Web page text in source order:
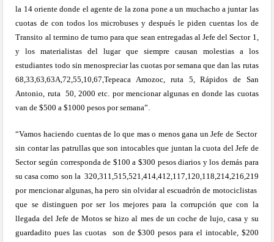
la 14 oriente donde el agente de la zona pone a un muchacho a juntar las
cuotas de con todos los microbuses y después le piden cuentas los de
Transito al termino de turno para que sean entregadas al Jefe del Sector 1,
y los materialistas del lugar que siempre causan molestias a los
estudiantes todo sin menospreciar las cuotas por semana que dan las rutas
68,33,63,63A,72,55,10,67,Tepeaca Amozoc, ruta 5, Rápidos de San
Antonio, ruta 50, 2000 etc. por mencionar algunas en donde las cuotas
van de $500 a $1000 pesos por semana”.
“Vamos haciendo cuentas de lo que mas o menos gana un Jefe de Sector
sin contar las patrullas que son intocables que juntan la cuota del Jefe de
Sector según corresponda de $100 a $300 pesos diarios y los demás para
su casa como son la 320,311,515,521,414,412,117,120,118,214,216,219
por mencionar algunas, ha pero sin olvidar al escuadrón de motociclistas
que se distinguen por ser los mejores para la corrupción que con la
llegada del Jefe de Motos se hizo al mes de un coche de lujo, casa y su
guardadito pues las cuotas
son de $300 pesos para el intocable, $200